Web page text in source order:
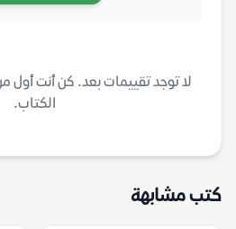
لا توجد تقييمات بعد. كن أنت أول
الكتاب.
كتب مشابهة